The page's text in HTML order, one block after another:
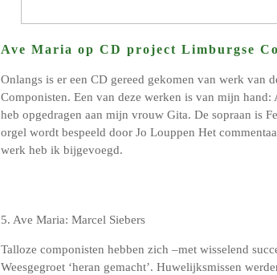
Ave Maria op CD project Limburgse
Onlangs is er een CD gereed gekomen van werk van
Componisten. Een van deze werken is van mijn
heb opgedragen aan mijn vrouw Gita. De sopraan is
orgel wordt bespeeld door Jo Louppen Het
werk heb ik bijgevoegd.
5. Ave Maria: Marcel Siebers
Talloze componisten hebben zich –met wisselend
Weesgegroet ‘heran gemacht’. Huwelijksmissen